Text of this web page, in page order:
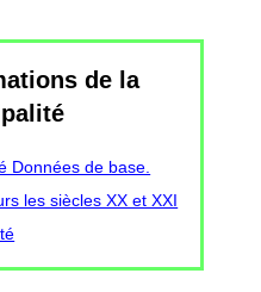
de la
Données de base.
les siècles XX et XXI